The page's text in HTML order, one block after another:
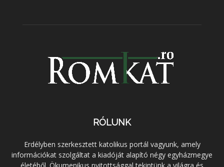
RÓLUNK
Erdélyben szerkesztett katolikus portál vagyunk, amely
információkat szolgáltat a kiadóját alapító négy egyházmegye